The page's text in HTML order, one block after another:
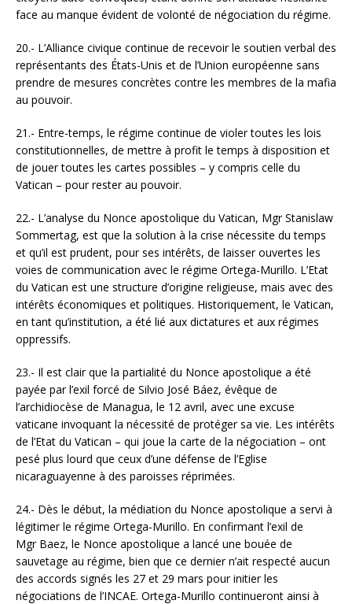
face au manque évident de volonté de négociation du régime.
20.- L’Alliance civique continue de recevoir le soutien verbal des
représentants des États-Unis et de l’Union européenne sans
prendre de mesures concrètes contre les membres de la mafia
au pouvoir.
21.- Entre-temps, le régime continue de violer toutes les lois
constitutionnelles, de mettre à profit le temps à disposition et
de jouer toutes les cartes possibles – y compris celle du
Vatican – pour rester au pouvoir.
22.- L’analyse du Nonce apostolique du Vatican, Mgr Stanislaw
Sommertag, est que la solution à la crise nécessite du temps
et qu’il est prudent, pour ses intérêts, de laisser ouvertes les
voies de communication avec le régime Ortega-Murillo. L’Etat
du Vatican est une structure d’origine religieuse, mais avec des
intérêts économiques et politiques. Historiquement, le Vatican,
en tant qu’institution, a été lié aux dictatures et aux régimes
oppressifs.
23.- Il est clair que la partialité du Nonce apostolique a été
payée par l’exil forcé de Silvio José Báez, évêque de
l’archidiocèse de Managua, le 12 avril, avec une excuse
vaticane invoquant la nécessité de protéger sa vie. Les intérêts
de l’Etat du Vatican – qui joue la carte de la négociation – ont
pesé plus lourd que ceux d’une défense de l’Eglise
nicaraguayenne à des paroisses réprimées.
24.- Dès le début, la médiation du Nonce apostolique a servi à
légitimer le régime Ortega-Murillo. En confirmant l’exil de
Mgr Baez, le Nonce apostolique a lancé une bouée de
sauvetage au régime, bien que ce dernier n’ait respecté aucun
des accords signés les 27 et 29 mars pour initier les
négociations de l’INCAE. Ortega-Murillo continueront ainsi à